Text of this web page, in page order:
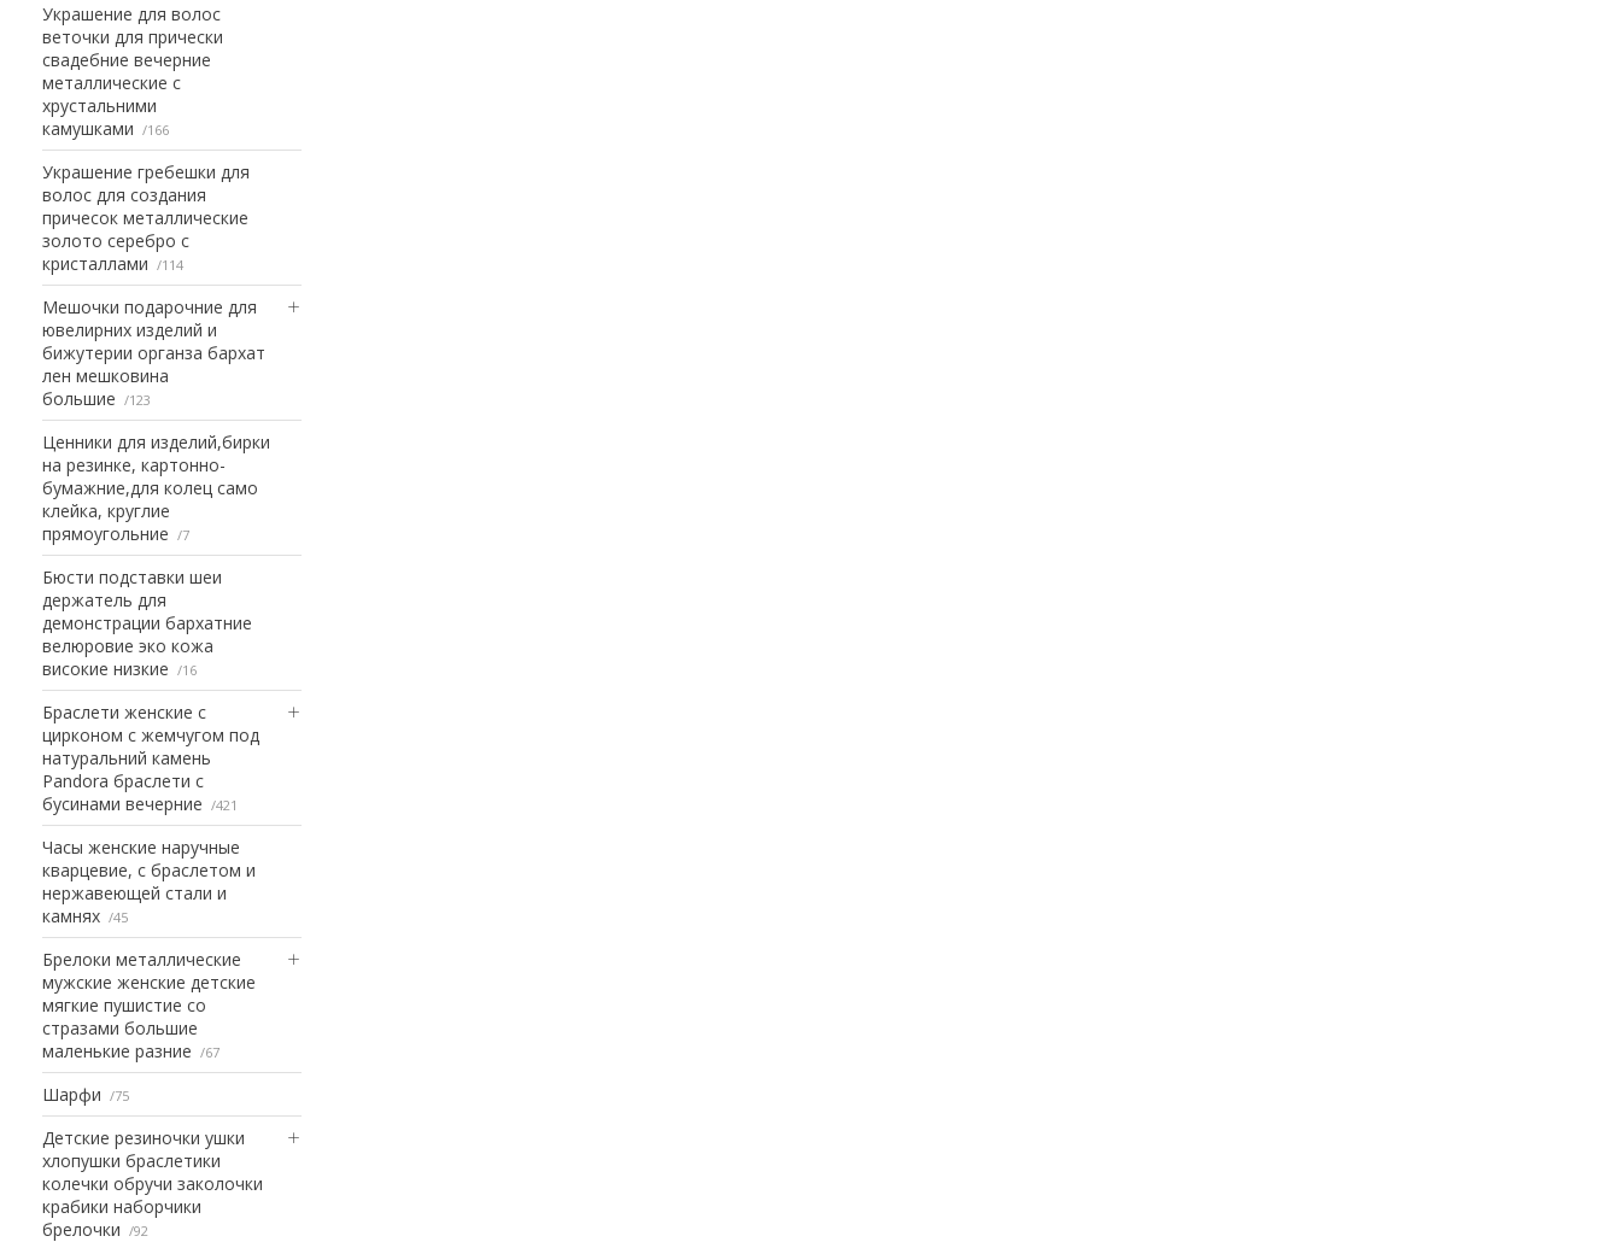
Украшение для волос
веточки для прически
свадебние вечерние
металлические с
хрустальними
камушками
166
Украшение гребешки для
волос для создания
причесок металлические
золото серебро с
кристаллами
114
Мешочки подарочние для
ювелирних изделий и
бижутерии органза бархат
лен мешковина
большие
123
Ценники для изделий,бирки
на резинке, картонно-
бумажние,для колец само
клейка, круглие
прямоугольние
7
Бюсти подставки шеи
держатель для
демонстрации бархатние
велюровие эко кожа
високие низкие
16
Браслети женские с
цирконом с жемчугом под
натуральний камень
Pandora браслети с
бусинами вечерние
421
Часы женские наручные
кварцевие, с браслетом и
нержавеющей стали и
камнях
45
Брелоки металлические
мужские женские детские
мягкие пушистие со
стразами большие
маленькие разние
67
Шарфи 75
Детские резиночки ушки
хлопушки браслетики
колечки обручи заколочки
крабики наборчики
брелочки
92